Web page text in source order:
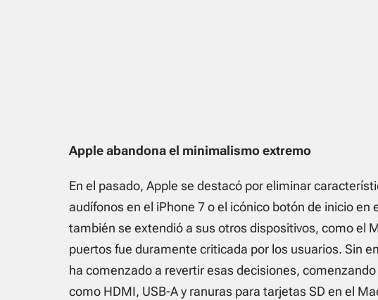
Apple abandona el minimalismo extremo
En el pasado, Apple se destacó por eliminar
audífonos en el iPhone 7 o el icónico botón de inicio
también se extendió a sus otros dispositivos, como el
puertos fue duramente criticada por los usuarios. Sin
ha comenzado a revertir esas decisiones,
como HDMI, USB-A y ranuras para tarjetas SD en el